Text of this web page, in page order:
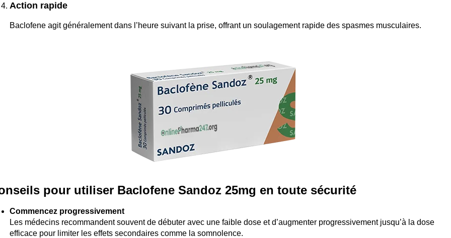
Action rapide
Baclofene agit généralement dans l’heure suivant la prise, offrant un soulagement rapide des spasmes musculaires.
pour utiliser Baclofene Sandoz 25mg en toute sécurité
Commencez progressivement
Les médecins recommandent souvent de débuter avec une faible dose et d’augmenter progressivement jusqu’à la dose
efficace pour limiter les effets secondaires comme la somnolence.